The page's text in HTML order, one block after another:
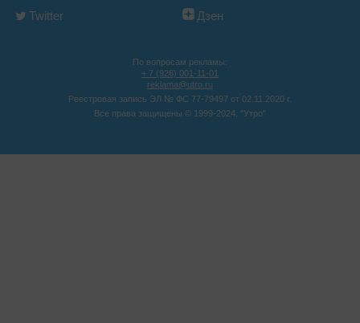
Twitter
Дзен
По вопросам рекламы:
+ 7 (926) 001-11-01
reklama@utro.ru
Реестровая запись ЭЛ № ФС 77-79497 от 02.11.2020 г.
Все права защищены © 1999-2024. "Утро"